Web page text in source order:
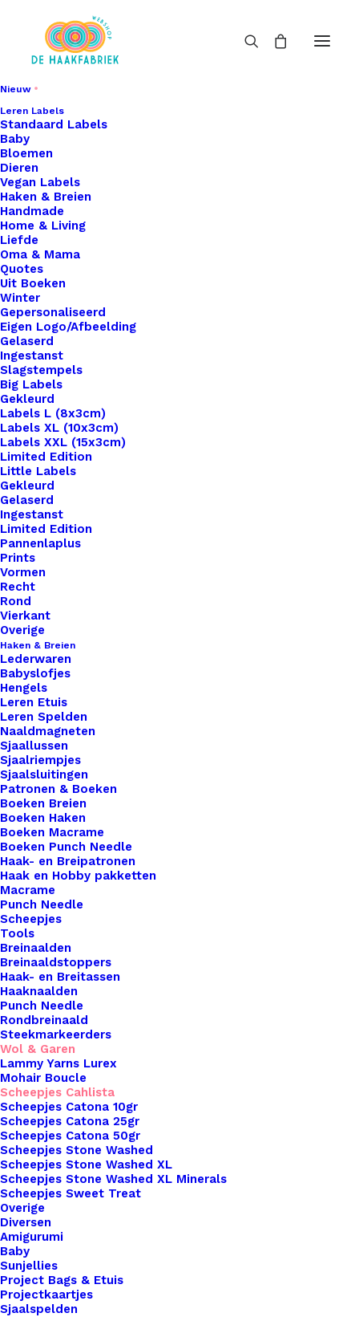
Nieuw
Leren Labels
Standaard Labels
Baby
Bloemen
Dieren
Vegan Labels
Haken & Breien
Handmade
Home & Living
Liefde
Oma & Mama
Quotes
Uit Boeken
Winter
Gepersonaliseerd
Eigen Logo/Afbeelding
Gelaserd
Ingestanst
Slagstempels
Big Labels
Gekleurd
Labels L (8x3cm)
Labels XL (10x3cm)
Labels XXL (15x3cm)
Limited Edition
Little Labels
Gekleurd
Gelaserd
Ingestanst
Limited Edition
Pannenlaplus
Prints
Vormen
Recht
Rond
Vierkant
Overige
Haken & Breien
Lederwaren
Babyslofjes
Hengels
Leren Etuis
Leren Spelden
Naaldmagneten
Sjaallussen
Sjaalriempjes
Sjaalsluitingen
Patronen & Boeken
Boeken Breien
Boeken Haken
Boeken Macrame
Boeken Punch Needle
Haak- en Breipatronen
Haak en Hobby pakketten
Macrame
Punch Needle
Scheepjes
Tools
Breinaalden
Breinaaldstoppers
Haak- en Breitassen
Haaknaalden
Punch Needle
Rondbreinaald
Steekmarkeerders
Wol & Garen
Lammy Yarns Lurex
Mohair Boucle
Scheepjes Cahlista
Scheepjes Catona 10gr
Scheepjes Catona 25gr
Scheepjes Catona 50gr
Scheepjes Stone Washed
Scheepjes Stone Washed XL
Scheepjes Stone Washed XL Minerals
Scheepjes Sweet Treat
Overige
Diversen
Amigurumi
Baby
Sunjellies
Project Bags & Etuis
Projectkaartjes
Sjaalspelden
Home Haken & Breien
Cahlista Ginger Gold
(383)
€
Pendikte 5mm | Gewicht: 50 gram | Looplengte: 85
meter | Stekenverhouding: 19 st x 23 nld is 10 x
10cm met 4,50-5,00mm naalden. .
3 op voorraad
Cahlista
Ginger
Gold
(383)
aantal
Toevoegen aan winkelwagen
Toevoegen aan verlanglijst
Artikelnummer 50447544_cahlista_ginger_gold_383
Categorie
Naalddikte
Kleur
Binnen 1-3 werkdagen verzonden
Veilig betalen
Unieke en kwaliteitsproducten
Overzicht
Nog meer leuks!